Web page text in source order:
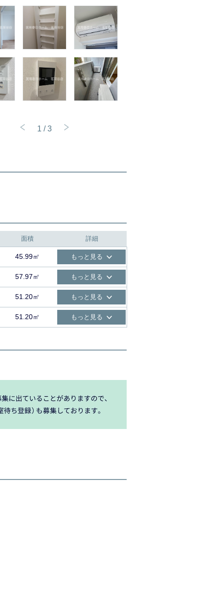
1 /3
面積 詳細
45.99㎡ もっと見る
57.97㎡ もっと見る
51.20㎡ もっと見る
51.20㎡ もっと見る